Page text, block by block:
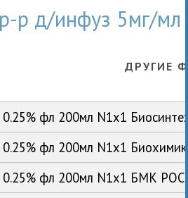
р д/инфуз 5мг/
ДРУГИЕ
фл 200мл N1x1
фл 200мл N1x1
0.25% фл 200мл N1x1 БМК РОС